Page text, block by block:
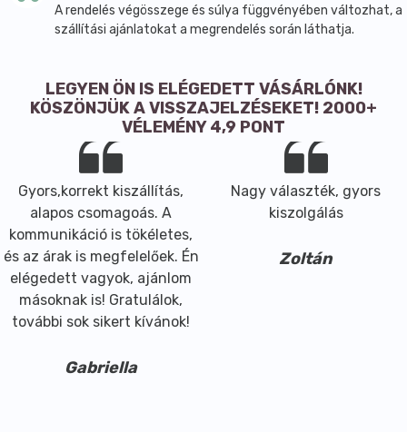
A rendelés végösszege és súlya függvényében változhat, a
szállítási ajánlatokat a megrendelés során láthatja.
LEGYEN ÖN IS ELÉGEDETT VÁSÁRLÓNK!
KÖSZÖNJÜK A VISSZAJELZÉSEKET! 2000+
VÉLEMÉNY 4,9 PONT
Gyors,korrekt kiszállítás,
alapos csomagoás. A
kommunikáció is tökéletes,
és az árak is megfelelőek. Én
elégedett vagyok, ajánlom
másoknak is! Gratulálok,
további sok sikert kívánok!
Gabriella
Nagy választék, gyors
kiszolgálás
Zoltán